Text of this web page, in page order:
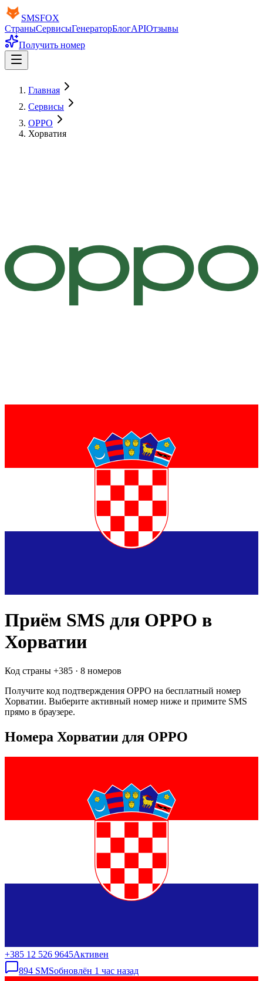
SMSFOX
СтраныСервисыГенераторБлогAPIОтзывы
Получить номер
Главная
Сервисы
OPPO
Хорватия
Приём SMS для OPPO в
Хорватии
Код страны +385 · 8 номеров
Получите код подтверждения OPPO на бесплатный номер
Хорватии. Выберите активный номер ниже и примите SMS
прямо в браузере.
Номера Хорватии для OPPO
+385 12 526 9645Активен
894 SMSобновлён 1 час назад